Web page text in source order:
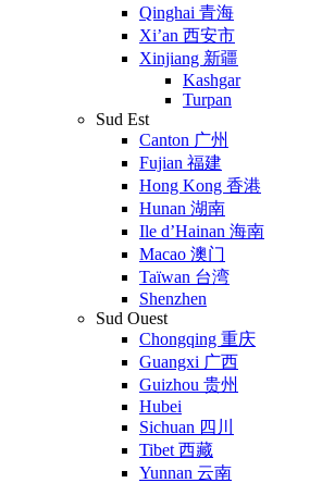
Qinghai 青海
Xi’an 西安市
Xinjiang 新疆
Kashgar
Turpan
Sud Est
Canton 广州
Fujian 福建
Hong Kong 香港
Hunan 湖南
Ile d’Hainan 海南
Macao 澳门
Taïwan 台湾
Shenzhen
Sud Ouest
Chongqing 重庆
Guangxi 广西
Guizhou 贵州
Hubei
Sichuan 四川
Tibet 西藏
Yunnan 云南